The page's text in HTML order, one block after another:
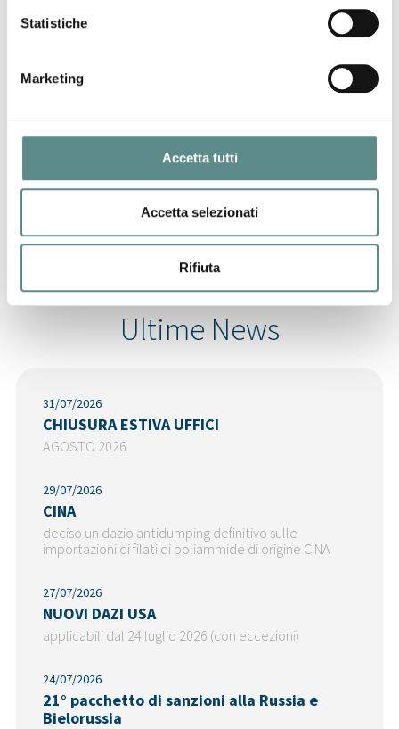
Statistiche
Marketing
Accetta tutti
Accetta selezionati
Rifiuta
29/07/2026
NUOVI DAZI USA
Ultime News
31/07/2026
CHIUSURA ESTIVA UFFICI
AGOSTO 2026
29/07/2026
CINA
deciso un dazio antidumping definitivo sulle
importazioni di filati di poliammide di origine CINA
27/07/2026
NUOVI DAZI USA
applicabili dal 24 luglio 2026 (con eccezioni)
24/07/2026
21° pacchetto di sanzioni alla Russia e
Bielorussia